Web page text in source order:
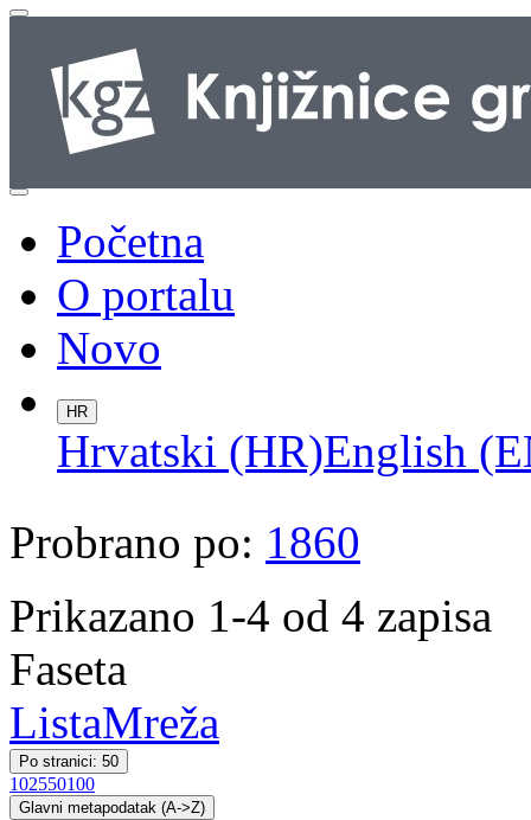
Početna
O portalu
Novo
HR
Hrvatski (HR)English
Probrano po: 1860
Prikazano 1-4 od 4 zapisa
Faseta
ListaMreža
Po stranici: 50
102550100
Glavni metapodatak (A->Z)